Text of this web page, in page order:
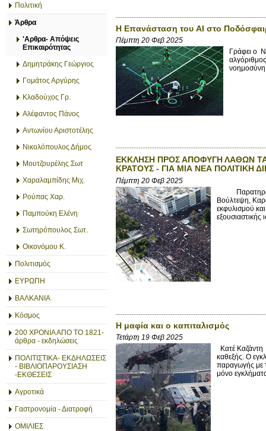
Πολιτική
Άρθρα
'Αρθρα- Απόψεις
Επικαιρότητας
Δημητράκης Γεώργιος
Γομάτος Αργύρης
Κλαδούχος Γρ.
Αλέφαντος Πάνος
Αντωνίου Αριστοτέλης
Νικολόπουλος Δήμος
Μουτζουρέλης Σωτ
Χαραλαμπίδης Μιχ.
Ρούπας Χαρ.
Παμπούκη Ελένη
Σωτηρόπουλος Σωτ.
Οικονόμου Κ.
Πολιτισμός
ΕΥΡΩΠΗ
ΒΑΛΚΑΝΙΑ
Κόσμος
200 ΧΡΟΝΙΑ ΑΠΟ ΤΟ 1821-
άρθρα - εκδηλώσεις
ΠΟΛΙΤΙΣΤΙΚΑ- ΕΚΔΗΛΩΣΕΙΣ
- ΒΙΒΛΙΟΠΑΡΟΥΣΙΑΣΗ
-ΕΚΘΕΣΕΙΣ
Αγροτικά
Γαστρονομία - Διατροφή
ΟΜΙΛΙΕΣ
Η Επανάσταση του AI στο
Πέμπτη 20 Φεβ 2025
Γράφει ο
νοημοσύνη
ΕΚΚΛΗΣΗ ΠΡΟΣ ΑΠΟΦΥΓΗ ΛΑΘΩΝ
ΚΡΑΤΟΥΣ - ΓΙΑ ΜΙΑ ΝΕΑ ΠΟΛΙΤΙΚΗ
Πέμπτη 20 Φεβ 2025
Παρατηρώ
Βούλτεψη,
εκφυλισμού
Η μαφία και ο καπιταλισμός
Τετάρτη 19 Φεβ 2025
Κατέ
καθεξής. Ο
παραγωγής με
μόνο